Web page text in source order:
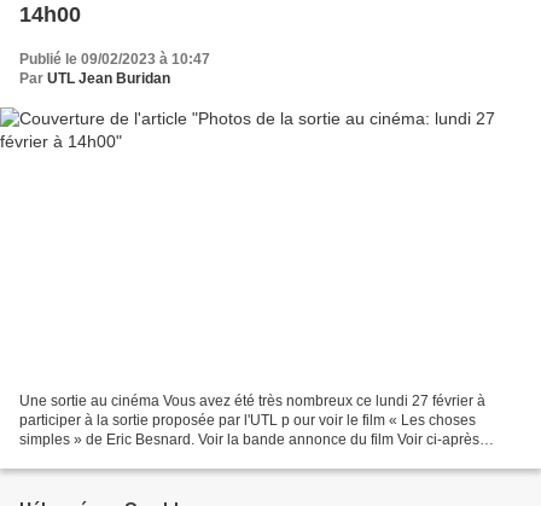
14h00
Publié le 09/02/2023 à 10:47
Par UTL Jean Buridan
Une sortie au cinéma Vous avez été très nombreux ce lundi 27 février à
participer à la sortie proposée par l'UTL p our voir le film « Les choses
simples » de Eric Besnard. Voir la bande annonce du film Voir ci-après